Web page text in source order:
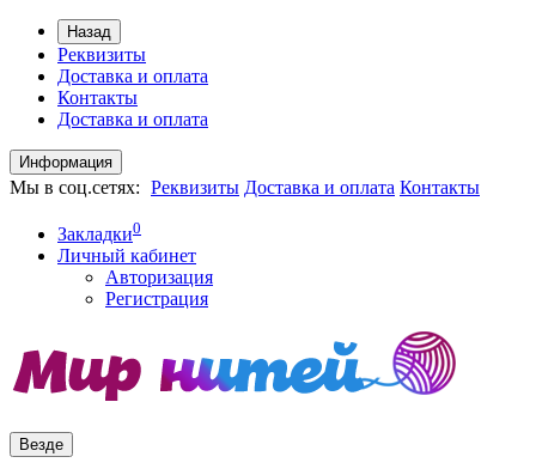
Назад
Реквизиты
Доставка и оплата
Контакты
Доставка и оплата
Информация
Мы в соц.сетях: Реквизиты Доставка и оплата Контакты
Закладки0
Личный кабинет
Авторизация
Регистрация
Везде